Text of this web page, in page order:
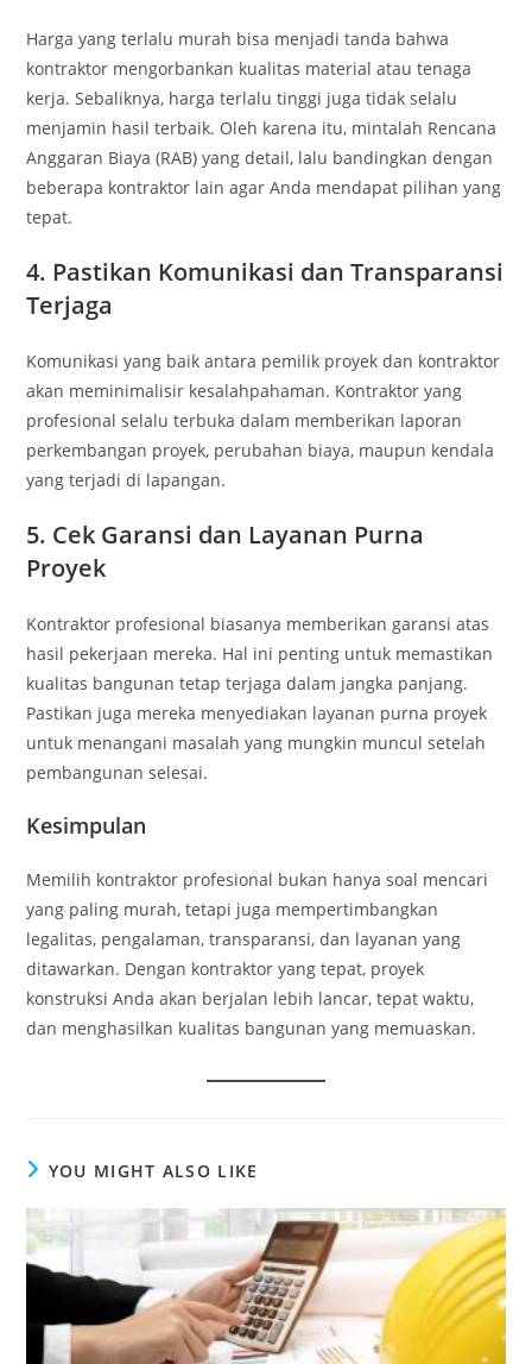
Harga yang terlalu murah bisa menjadi tanda bahwa
kontraktor mengorbankan kualitas material atau tenaga
kerja. Sebaliknya, harga terlalu tinggi juga tidak selalu
menjamin hasil terbaik. Oleh karena itu, mintalah Rencana
Anggaran Biaya (RAB) yang detail, lalu bandingkan dengan
beberapa kontraktor lain agar Anda mendapat pilihan yang
tepat.
4. Pastikan Komunikasi dan Transparansi
Terjaga
Komunikasi yang baik antara pemilik proyek dan kontraktor
akan meminimalisir kesalahpahaman. Kontraktor yang
profesional selalu terbuka dalam memberikan laporan
perkembangan proyek, perubahan biaya, maupun kendala
yang terjadi di lapangan.
5. Cek Garansi dan Layanan Purna
Proyek
Kontraktor profesional biasanya memberikan garansi atas
hasil pekerjaan mereka. Hal ini penting untuk memastikan
kualitas bangunan tetap terjaga dalam jangka panjang.
Pastikan juga mereka menyediakan layanan purna proyek
untuk menangani masalah yang mungkin muncul setelah
pembangunan selesai.
Kesimpulan
Memilih kontraktor profesional bukan hanya soal mencari
yang paling murah, tetapi juga mempertimbangkan
legalitas, pengalaman, transparansi, dan layanan yang
ditawarkan. Dengan kontraktor yang tepat, proyek
konstruksi Anda akan berjalan lebih lancar, tepat waktu,
dan menghasilkan kualitas bangunan yang memuaskan.
YOU MIGHT ALSO LIKE